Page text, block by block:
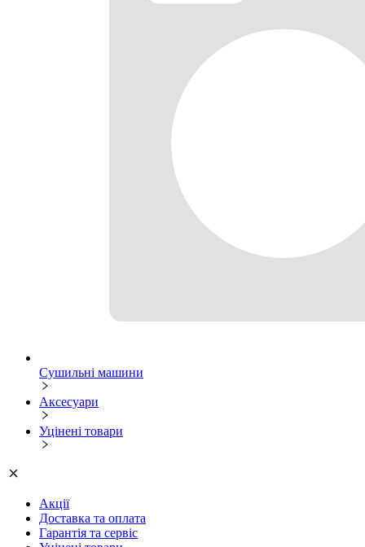
Сушильні машини
Аксесуари
Уцінені товари
Акції
Доставка та оплата
Гарантія та сервіс